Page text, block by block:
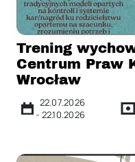
Trening
Centrum Praw
Wrocław
22.07.2026
- 22.10.2026